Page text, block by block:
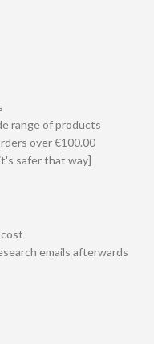
range of products
over €100.00
safer that way]
emails afterwards